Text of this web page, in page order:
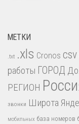
МЕТКИ
.txt .xls Cronos csv
работы ГОРОД
РЕГИОН
звонки Широта
мобильных база номеров